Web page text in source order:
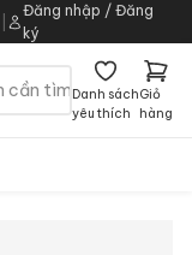
Đăng nhập / Đăng
ký
Danh sách
yêu thích
Giỏ
hàng